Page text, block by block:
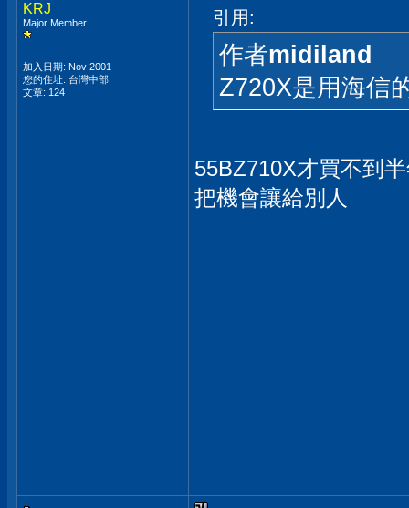
KRJ
Major Member
加入日期: Nov 2001
您的住址: 台灣中部
文章: 124
引用:
作者midiland
Z720X是用海信
55BZ710X才買不到
把機會讓給別人